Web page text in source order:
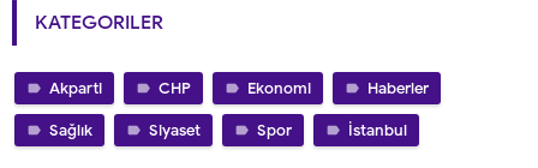
KATEGORILER
Akparti CHP Ekonomi Haberler
Sağlık Siyaset Spor İstanbul